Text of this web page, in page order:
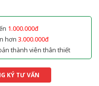
1.000.000đ
hơn 3.000.000đ
thành viên thân thiết
KÝ TƯ VẤN